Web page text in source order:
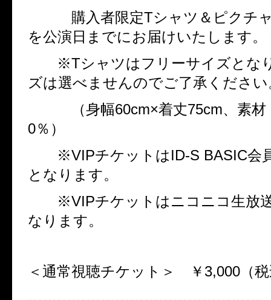
購入者限定Tシャツ＆ピクチ
を公演日までにお届けいたします。
※Tシャツはフリーサイズとな
ズは選べませんのでご了承ください
（身幅60cm×着丈75cm、素材
0％）
※VIPチケットはID-S BASIC会
となります。
※VIPチケットはニコニコ生放
なります。
＜通常視聴チケット＞ ￥ 3,000 （